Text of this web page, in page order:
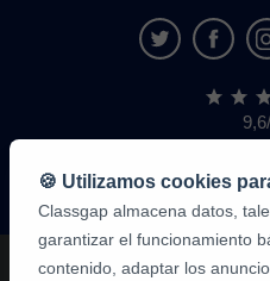
🍪 Utilizamos cookies
Classgap almacena datos,
garantizar el funcionamiento
contenido, adaptar los